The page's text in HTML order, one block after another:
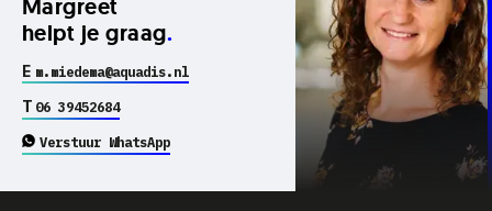
Margreet
helpt je graag
E m.miedema@aquadis.nl
T 06 39452684
Verstuur WhatsApp